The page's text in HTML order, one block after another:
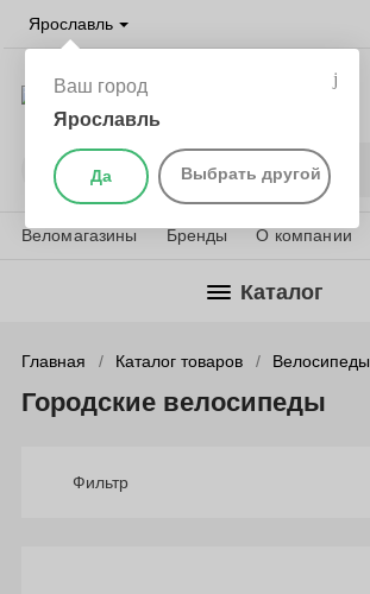
Ярославль
Ваш город
Ярославль
Да Выбрать другой
Веломагазины Бренды О компании
Каталог
Главная Каталог товаров Велосипеды
Городские велосипеды
Фильтр